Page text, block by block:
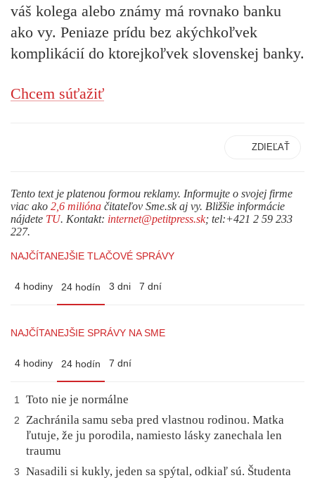
váš kolega alebo známy má rovnako banku
ako vy. Peniaze prídu bez akýchkoľvek
komplikácií do ktorejkoľvek slovenskej banky.
Chcem súťažiť
ZDIEĽAŤ
Tento text je platenou formou reklamy. Informujte o svojej firme
viac ako 2,6 milióna čitateľov Sme.sk aj vy. Bližšie informácie
nájdete TU. Kontakt: internet@petitpress.sk; tel:+421 2 59 233
227.
NAJČÍTANEJŠIE TLAČOVÉ SPRÁVY
4 hodiny 24 hodín 3 dni 7 dní
NAJČÍTANEJŠIE SPRÁVY NA SME
4 hodiny 24 hodín 7 dní
1 Toto nie je normálne
2
Zachránila samu seba pred vlastnou rodinou. Matka
ľutuje, že ju porodila, namiesto lásky zanechala len
traumu
3 Nasadili si kukly, jeden sa spýtal, odkiaľ sú. Študenta